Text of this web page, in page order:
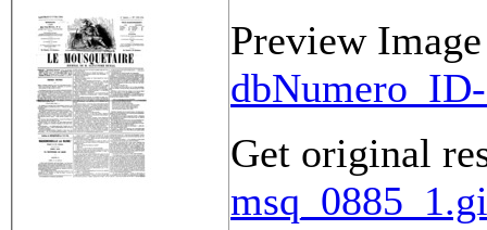
Preview Image
Get original